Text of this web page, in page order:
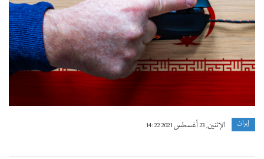
إيران الإثنين, 23 أغسطس 2021 14:22